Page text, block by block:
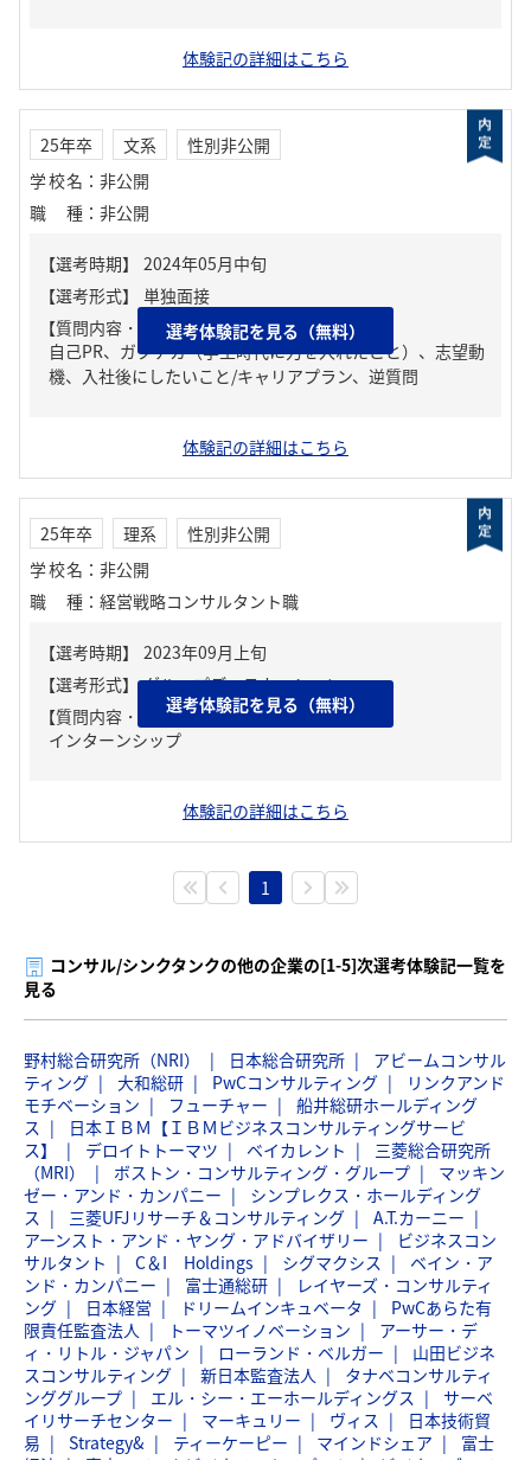
体験記の詳細はこちら
25年卒 文系
性別非公開
学校名 ： 非公開
職種 ： 非公開
【質問内容・課題】
自己PR、ガクチカ（学生時代に力を入れたこと）、志望動
機、入社後にしたいこと/キャリアプラン、逆質問
選考体験記を見る（無料）
体験記の詳細はこちら
25年卒 理系
性別非公開
学校名 ： 非公開
職種 ： 経営戦略コンサルタント職
【質問内容・課題】
インターンシップ
選考体験記を見る（無料）
体験記の詳細はこちら
1
コンサル/シンクタンクの他の企業の[1-5]次選考体験記一覧を
見る
野村総合研究所（NRI） 日本総合研究所
アビームコンサル
ティング
大和総研 PwCコンサルティング
リンクアンド
モチベーション
フューチャー
船井総研ホールディング
ス
日本ＩＢＭ【ＩＢＭビジネスコンサルティングサービ
ス】
デロイトトーマツ ベイカレント
三菱総合研究所
（MRI）
ボストン・コンサルティング・グループ
マッキン
ゼー・アンド・カンパニー
シンプレクス・ホールディング
ス
三菱UFJリサーチ＆コンサルティング
A.T.カーニー
アーンスト・アンド・ヤング・アドバイザリー
ビジネスコン
サルタント
C＆I Holdings シグマクシス
ベイン・ア
ンド・カンパニー
富士通総研
レイヤーズ・コンサルティ
ング
日本経営 ドリームインキュベータ
PwCあらた有
限責任監査法人
トーマツイノベーション
アーサー・デ
ィ・リトル・ジャパン
ローランド・ベルガー
山田ビジネ
スコンサルティング
新日本監査法人
タナベコンサルティ
ンググループ
エル・シー・エーホールディングス
サーベ
イリサーチセンター
マーキュリー ヴィス
日本技術貿
易
Strategy& ティーケーピー マインドシェア
富士